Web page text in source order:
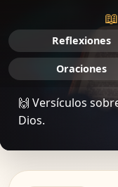
📖
Reflexiones
Oraciones
🙌 Versículos
Dios.